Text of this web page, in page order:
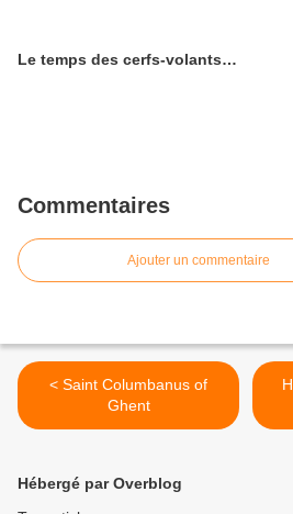
Le temps des cerfs-volants…
Commentaires
Ajouter un commentaire
< Saint Columbanus of
Ghent
Hébergé par Overblog